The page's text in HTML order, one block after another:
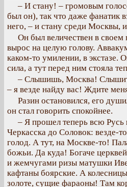
– И стану! – громовым
был он), так что даже фанатик
него, – и стану среди Москвы,
Он был величествен в своем
вырос на целую голову.
каком-то умилении, в экстазе.
сила, а тут перед ним стояла
– Слышишь, Москва!
– я везде найду вас! Ждите
Разин остановился, его
он стал говорить спокойнее.
– Я прошел теперь всю Русь
Черкасска до Соловок: везде-
голод. А тут, на Москве-то!
божьи. Да куда! Богаче
и жемчугами ризы матушки
кафтаны боярские. А
золоте, сущие фараоны! Там